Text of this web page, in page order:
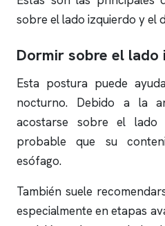
sobre el lado izquierdo y el
Dormir sobre el lado
Esta postura puede
nocturno. Debido a la
acostarse sobre el lado
probable que su
esófago.
También suele
especialmente en etapas